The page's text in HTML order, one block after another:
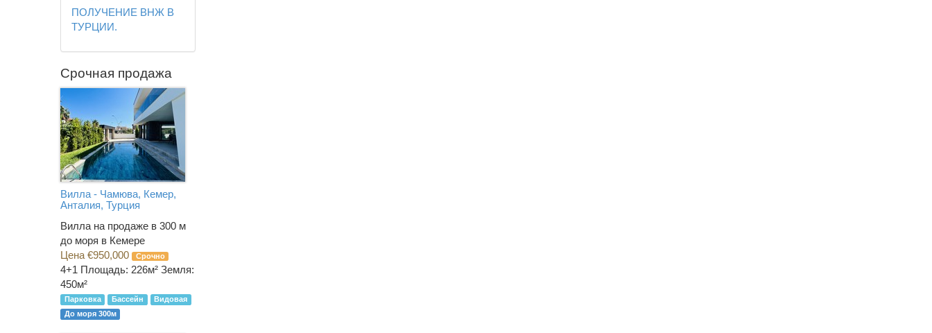
ПОЛУЧЕНИЕ ВНЖ В
ТУРЦИИ.
Срочная продажа
Вилла - Чамюва, Кемер,
Анталия, Турция
Вилла на продаже в 300 м
до моря в Кемере
Цена €950,000
Срочно
4+1 Площадь: 226м² Земля:
450м²
Парковка Бассейн
Видовая
До моря 300м